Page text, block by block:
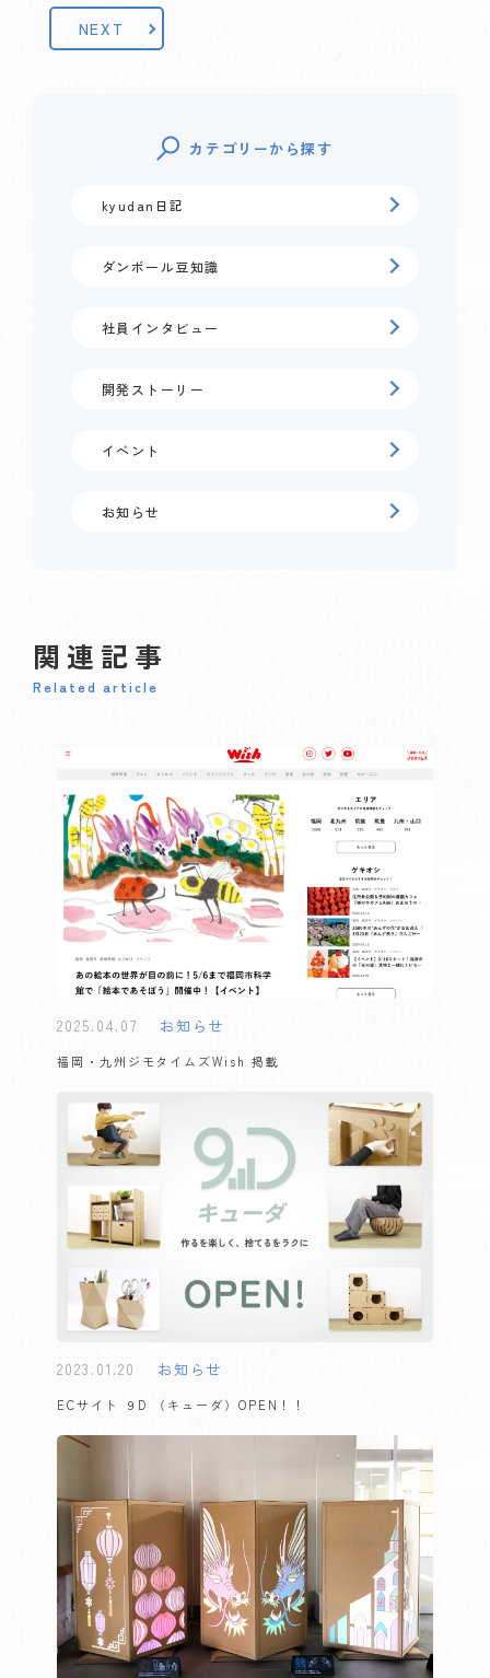
NEXT
カテゴリーから探す
kyudan日記
ダンボール豆知識
社員インタビュー
開発ストーリー
イベント
お知らせ
関連記事
Related article
2025.04.07 お知らせ
福岡・九州ジモタイムズWish 掲載
2023.01.20 お知らせ
ECサイト ９D （キューダ）OPEN！！